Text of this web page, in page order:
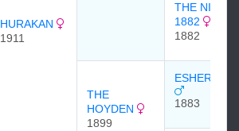
HURAKAN
1911
THE NIECE
1882
1882
THE
HOYDEN
1899
ESHER
1883